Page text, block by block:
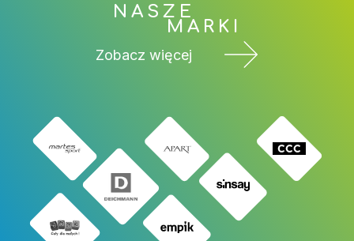
NASZE
MARKI
Zobacz więcej